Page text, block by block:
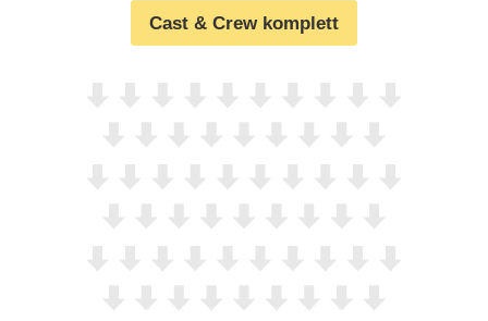
Cast & Crew komplett